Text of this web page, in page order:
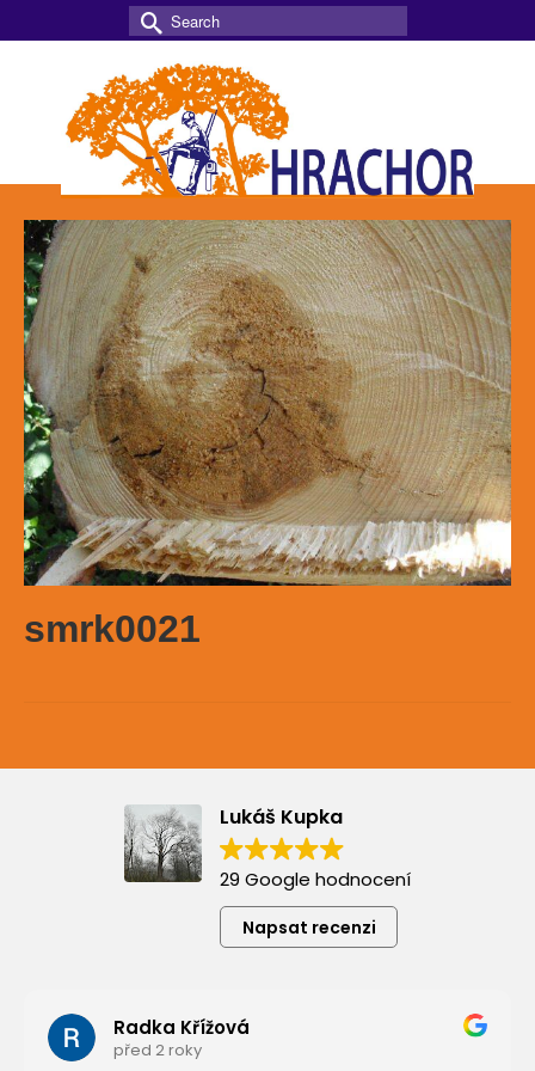
Search
for:
smrk0021
Lukáš Kupka
29 Google hodnocení
Napsat recenzi
Radka Křížová
před 2 roky